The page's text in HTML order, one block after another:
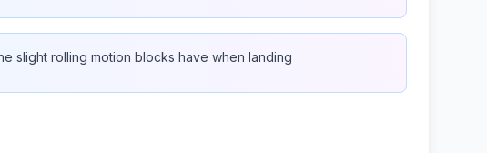
slight rolling motion blocks have when landing